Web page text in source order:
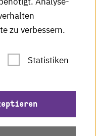
zu verbessern.
Statistiken